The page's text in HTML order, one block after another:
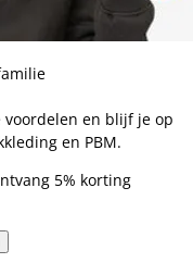
voordelen en blijf je op
en PBM.
5% korting